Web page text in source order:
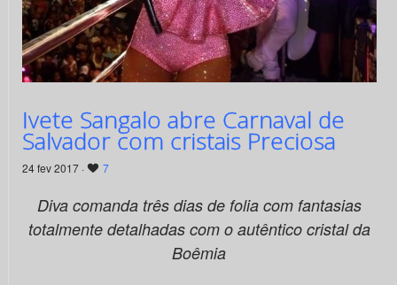
Ivete Sangalo abre Carnaval de
Salvador com cristais Preciosa
24 fev 2017 · 7
Diva comanda três dias de folia com fantasias
totalmente detalhadas com o autêntico cristal da
Boêmia